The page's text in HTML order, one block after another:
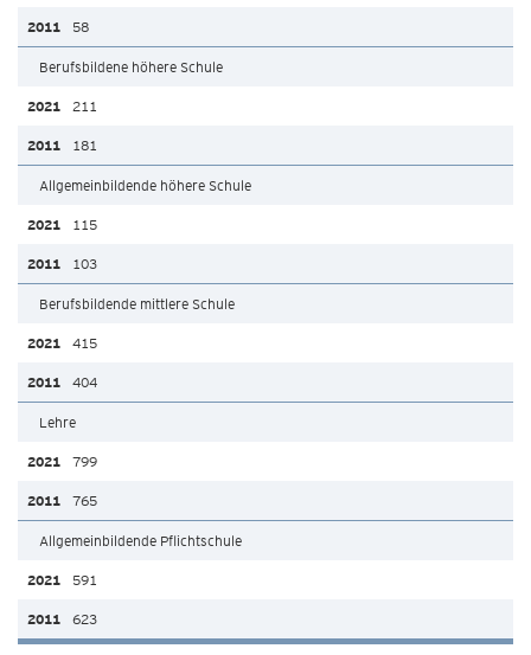
58
Berufsbildene höhere Schule
211
181
Allgemeinbildende höhere Schule
115
103
Berufsbildende mittlere Schule
415
404
Lehre
799
765
Allgemeinbildende Pflichtschule
591
623